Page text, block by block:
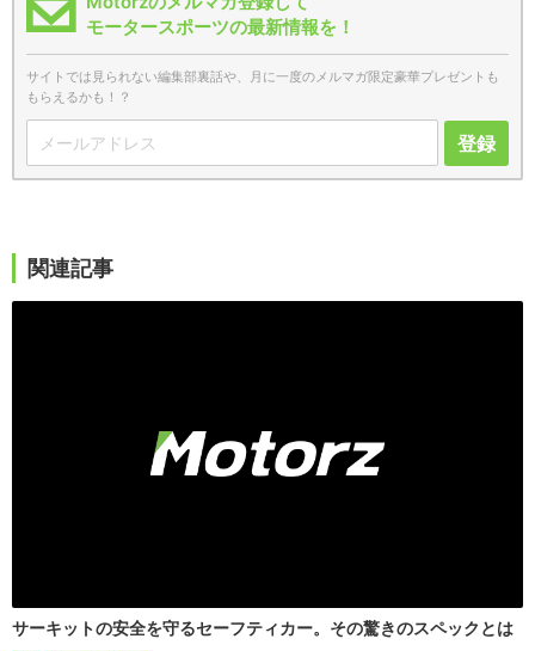
モータースポーツの最新情報を！
サイトでは見られない編集部裏話や、月に一度のメルマガ限定豪華プレゼントも
もらえるかも！？
登録
関連記事
サーキットの安全を守るセーフティカー。その驚きのスペックとは